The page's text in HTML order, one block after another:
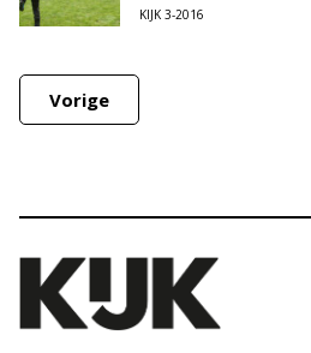
KIJK 3-2016
Vorige